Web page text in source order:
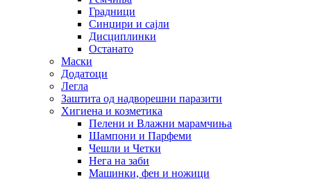
Градници
Синџири и сајли
Дисциплинки
Останато
Маски
Додатоци
Легла
Заштита од надворешни паразити
Хигиена и козметика
Пелени и Влажни марамчиња
Шампони и Парфеми
Чешли и Четки
Нега на заби
Машинки, фен и ножици